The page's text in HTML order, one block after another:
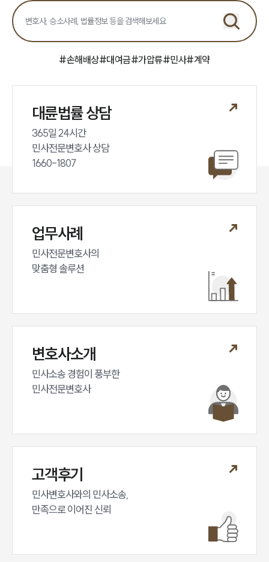
전체
구성원 소개
소식/자료
뉴스레터/브로슈어
세미나
#손해배상#대여금#가압류#민사#계약
대륜법률 상담
365일 24시간
민사전문변호사 상담
1660-1807
업무사례
민사전문변호사의
맞춤형 솔루션
변호사소개
민사소송 경험이 풍부한
민사전문변호사
고객후기
민사변호사와의 민사소송,
만족으로 이어진 신뢰